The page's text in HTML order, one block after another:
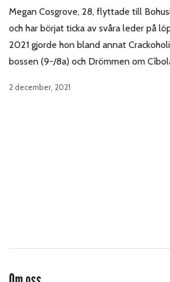
Megan Cosgrove, 28, flyttade till
och har börjat ticka av svåra leder på
2021 gjorde hon bland annat
bossen (9-/8a) och Drömmen om
2 december, 2021